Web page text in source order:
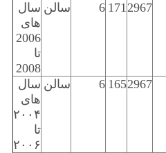
2967
171
6 سالن سال
های
2006
تا
2008
2967
165
6 سالن سال
های
۲۰۰۴
تا
۲۰۰۶